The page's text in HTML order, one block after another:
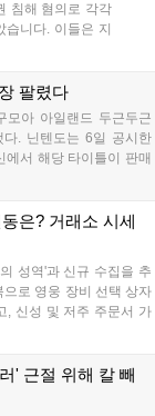
침해 혐의로 각각
니다. 이들은 지
60만 회 이상의
단 유출에 강경
팔렸다
모아 아일랜드 두근두근
. 닌텐도는 6일 공시한
서 해당 타이틀이 판매
품은 약 2개월 반 만에
은? 거래소 시세
성역'과 신규 수집을 추
로 영웅 장비 선택 상자
, 신성 및 저주 주문서 가
세를 유지 중이며, 신의
있으며, 영웅 등급 장비
' 근절 위해 칼 빼